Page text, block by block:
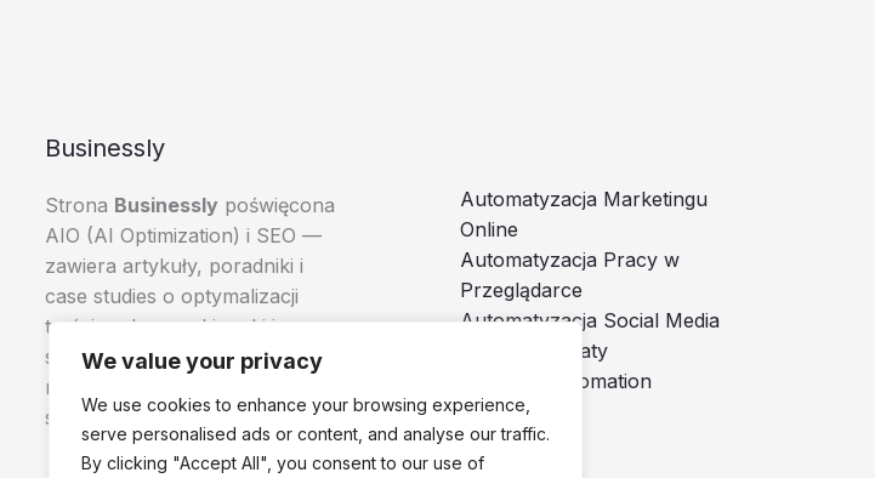
We value your privacy
We use cookies to enhance your browsing experience,
serve personalised ads or content, and analyse our traffic.
By clicking "Accept All", you consent to our use of
Businessly
Strona Businessly poświęcona
AIO (AI Optimization) i SEO —
zawiera artykuły, poradniki i
case studies o optymalizacji
treści pod wyszukiwarki i
systemy AI, skierowane do
marketerów, e-commerce i
specjalistów SEO.
Automatyzacja Marketingu
Online
Automatyzacja Pracy w
Przeglądarce
Automatyzacja Social Media
Boty i Automaty
Browser Automation